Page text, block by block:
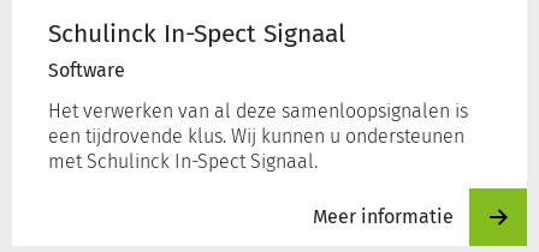
Schulinck In-Spect Signaal
Software
Het verwerken van al deze samenloopsignalen is
een tijdrovende klus. Wij kunnen u ondersteunen
met Schulinck In-Spect Signaal.
Meer informatie